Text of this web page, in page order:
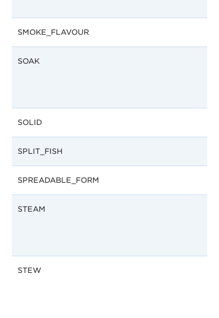
SMOKE_FLAVOUR
SOAK
SOLID
SPLIT_FISH
SPREADABLE_FORM
STEAM
STEW